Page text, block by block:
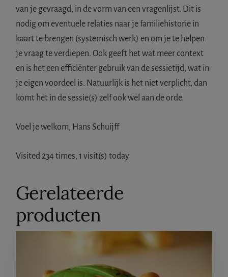
van je gevraagd, in de vorm van een vragenlijst. Dit is
nodig om eventuele relaties naar je familiehistorie in
kaart te brengen (systemisch werk) en om je te helpen
je vraag te verdiepen. Ook geeft het wat meer context
en is het een efficiënter gebruik van de sessietijd, wat in
je eigen voordeel is. Natuurlijk is het niet verplicht, dan
komt het in de sessie(s) zelf ook wel aan de orde.
Voel je welkom, Hans Schuijff
Visited 234 times, 1 visit(s) today
Gerelateerde
producten